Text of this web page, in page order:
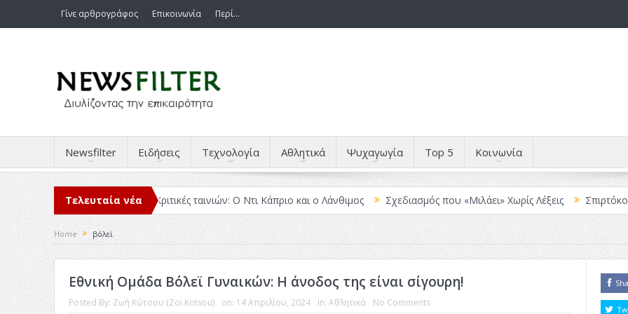
Γίνε αρθρογράφος Επικοινωνία Περί…
Newsfilter Ειδήσεις Τεχνολογία Αθλητικά Ψυχαγωγία Top 5 Κοινωνία
Τελευταία νέα
μέσα στο 2025 Κριτικές ταινιών: Ο Ντι Κάπριο και ο Λάνθιμος Σχεδιασμός που «Μιλάει» Χωρίς Λέξεις Σπιρτόκουτο: η
Home βόλεϊ
Εθνική Ομάδα Βόλεϊ Γυναικών: Η άνοδος της είναι σίγουρη!
Posted By: Ζωή Κώτσου (Zoi Kotsou) on: 14 Απριλίου, 2024 In: Αθλητικά No Comments